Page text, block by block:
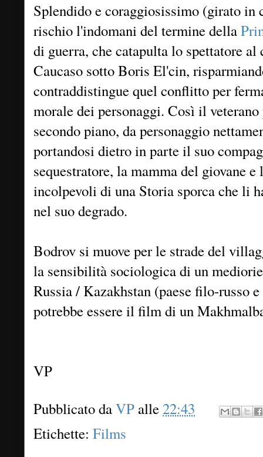
Splendido e coraggiosissimo (girato in
rischio l'indomani del termine della
di guerra, che catapulta lo spettatore
Caucaso sotto Boris El'cin,
contraddistingue quel conflitto per
morale dei personaggi. Così il
secondo piano, da personaggio
portandosi dietro in parte il suo
sequestratore, la mamma del giovane
incolpevoli di una Storia sporca che li
nel suo degrado.
Bodrov si muove per le strade del
la sensibilità sociologica di un
Russia / Kazakhstan (paese filo-russo
potrebbe essere il film di un
VP
Pubblicato daVP alle 22:43
Etichette: Films